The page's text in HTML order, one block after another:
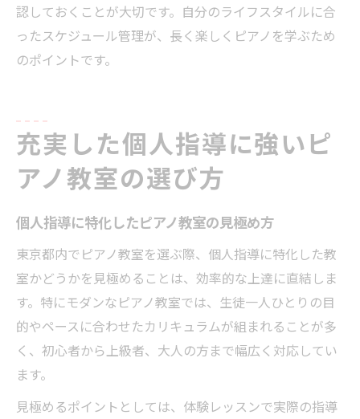
認しておくことが大切です。自分のライフスタイルに合
ったスケジュール管理が、長く楽しくピアノを学ぶため
のポイントです。
充実した個人指導に強いピ
アノ教室の選び方
個人指導に特化したピアノ教室の見極め方
東京都内でピアノ教室を選ぶ際、個人指導に特化した教
室かどうかを見極めることは、効率的な上達に直結しま
す。特にモダンなピアノ教室では、生徒一人ひとりの目
的やペースに合わせたカリキュラムが組まれることが多
く、初心者から上級者、大人の方まで幅広く対応してい
ます。
見極めるポイントとしては、体験レッスンで実際の指導